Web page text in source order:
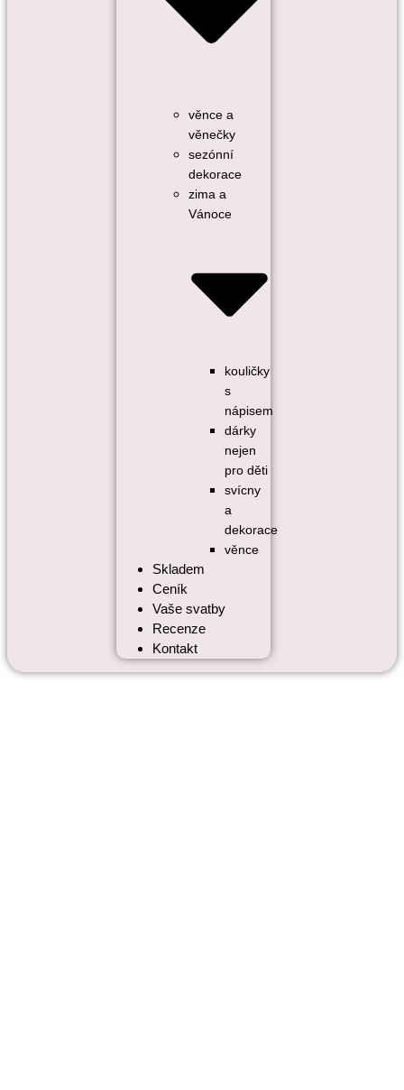
věnce a
věnečky
sezónní
dekorace
zima a
Vánoce
kouličky
s
nápisem
dárky
nejen
pro děti
svícny
a
dekorace
věnce
Skladem
Ceník
Vaše svatby
Recenze
Kontakt